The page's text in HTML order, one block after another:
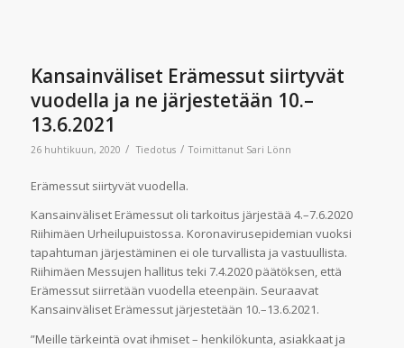
Kansainväliset Erämessut siirtyvät
vuodella ja ne järjestetään 10.–
13.6.2021
26 huhtikuun, 2020 / Tiedotus / Toimittanut Sari Lönn
Erämessut siirtyvät vuodella.
Kansainväliset Erämessut oli tarkoitus järjestää 4.–7.6.2020
Riihimäen Urheilupuistossa. Koronavirusepidemian vuoksi
tapahtuman järjestäminen ei ole turvallista ja vastuullista.
Riihimäen Messujen hallitus teki 7.4.2020 päätöksen, että
Erämessut siirretään vuodella eteenpäin. Seuraavat
Kansainväliset Erämessut järjestetään 10.–13.6.2021.
”Meille tärkeintä ovat ihmiset – henkilökunta, asiakkaat ja